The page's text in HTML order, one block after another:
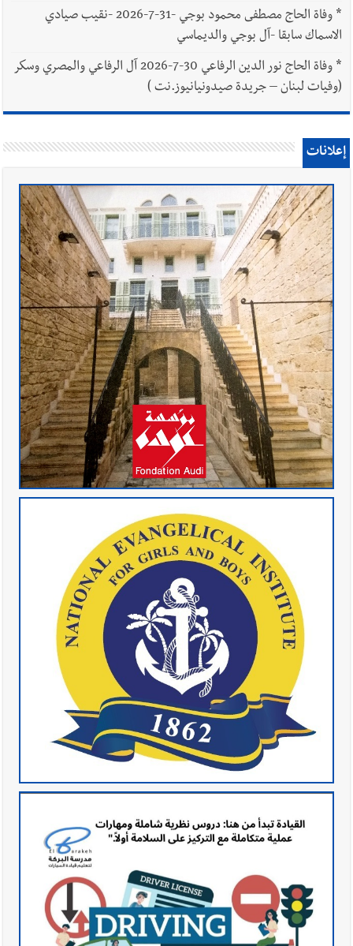
*
وفاة الحاج مصطفى محمود بوجي -31-7-2026 -نقيب صيادي
الاسماك سابقا -آل بوجي والديماسي
*
وفاة الحاج نور الدين الرفاعي 30-7-2026 آل الرفاعي والمصري وسكر
(وفيات لبنان – جريدة صيدونيانيوز.نت )
إعلانات